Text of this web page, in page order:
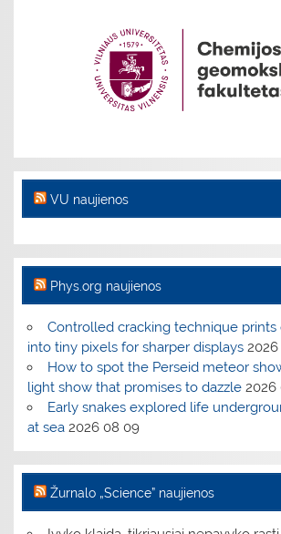
VU naujienos
Phys.org naujienos
Controlled cracking technique
into tiny pixels for sharper displays
How to spot the Perseid meteor
light show that promises to dazzle 2026
Early snakes explored life
at sea 2026 08 09
Žurnalo „Science” naujienos